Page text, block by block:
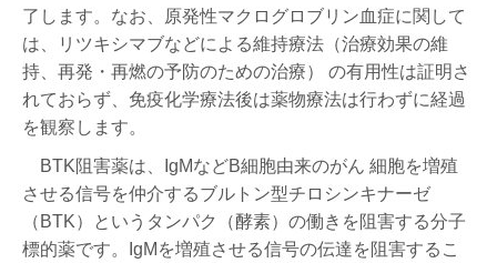
了します。なお、原発性マクログロブリン血症に関して
は、リツキシマブなどによる維持療法（治療効果の維
持、再発・再燃の予防のための治療） の有用性は証明さ
れておらず、免疫化学療法後は薬物療法は行わずに経過
を観察します。
BTK阻害薬は、IgMなどB細胞由来のがん 細胞を増殖
させる信号を仲介するブルトン型チロシンキナーゼ
（BTK）というタンパク（酵素）の働きを阻害する分子
標的薬です。IgMを増殖させる信号の伝達を阻害するこ